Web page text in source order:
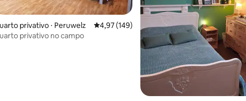
média de 5, 620 avaliações
privativo ⋅ Peruwelz 4,97 de uma avaliação média de 5, 149
4,97 (149)
privativo no campo